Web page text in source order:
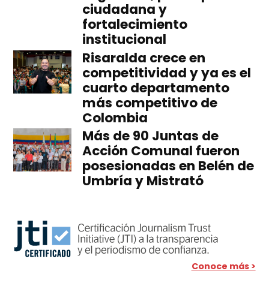
ciudadana y
fortalecimiento
institucional
Risaralda crece en
competitividad y ya es el
cuarto departamento
más competitivo de
Colombia
Más de 90 Juntas de
Acción Comunal fueron
posesionadas en Belén de
Umbría y Mistrató
Conoce más >